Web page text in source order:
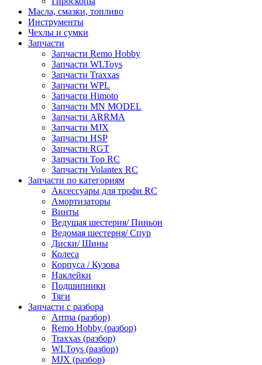
Масла, смазки, топливо
Инструменты
Чехлы и сумки
Запчасти
Запчасти Remo Hobby
Запчасти WLToys
Запчасти Traxxas
Запчасти WPL
Запчасти Himoto
Запчасти MN MODEL
Запчасти ARRMA
Запчасти MJX
Запчасти HSP
Запчасти RGT
Запчасти Top RC
Запчасти Volantex RC
Запчасти по категориям
Аксессуары для трофи RC
Амортизаторы
Винты
Ведущая шестерня/ Пиньон
Ведомая шестерня/ Спур
Диски/ Шины
Колеса
Корпуса / Кузова
Наклейки
Подшипники
Тяги
Запчасти с разбора
Arrma (разбор)
Remo Hobby (разбор)
Traxxas (разбор)
WLToys (разбор)
MJX (разбор)